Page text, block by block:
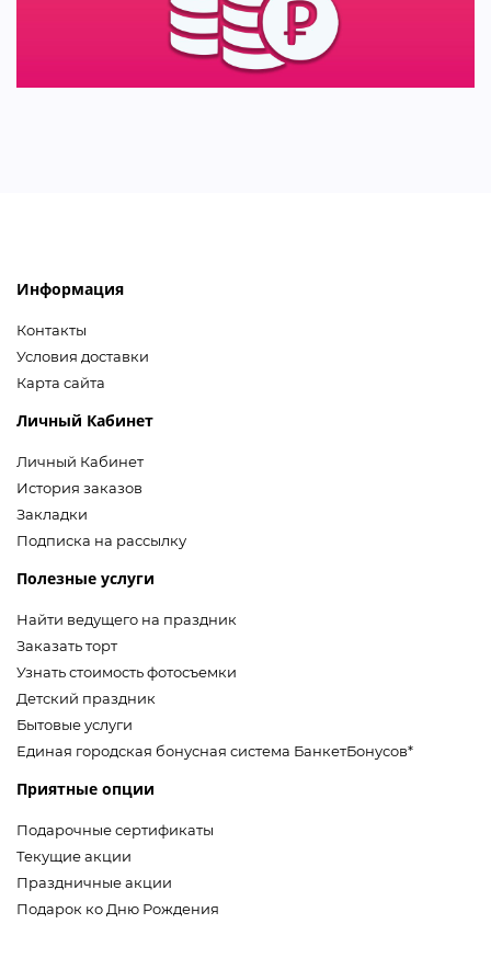
Информация
Контакты
Условия доставки
Карта сайта
Личный Кабинет
Личный Кабинет
История заказов
Закладки
Подписка на рассылку
Полезные услуги
Найти ведущего на праздник
Заказать торт
Узнать стоимость фотосъемки
Детский праздник
Бытовые услуги
Единая городская бонусная система БанкетБонусов*
Приятные опции
Подарочные сертификаты
Текущие акции
Праздничные акции
Подарок ко Дню Рождения